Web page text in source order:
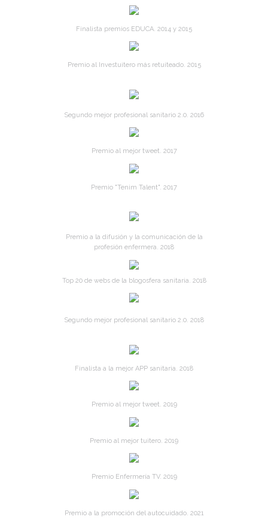
Finalista premios EDUCA. 2014 y 2015
Premio al Investuitero más retuiteado. 2015
Segundo mejor profesional sanitario 2.0. 2016
Premio al mejor tweet. 2017
Premio "Tenim Talent". 2017
Premio a la difusión y la comunicación de la
profesión enfermera. 2018
Top 20 de webs de la blogosfera sanitaria. 2018
Segundo mejor profesional sanitario 2.0. 2018
Finalista a la mejor APP sanitaria. 2018
Premio al mejor tweet. 2019
Premio al mejor tuitero. 2019
Premio Enfermería TV. 2019
Premio a la promoción del autocuidado. 2021